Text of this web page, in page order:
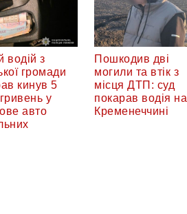
водій з
громади
кинув 5
у
авто
Пошкодив дві
могили та втік з
місця ДТП: суд
покарав водія на
Кременеччині